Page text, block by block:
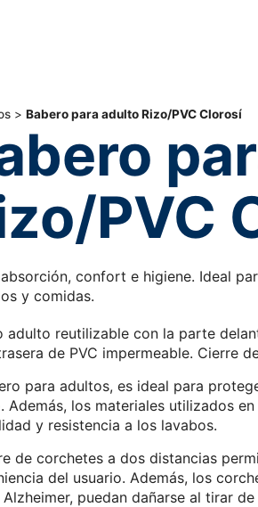
> Babero para adulto Rizo/PVC Clorosí
PVC
absorción, confort e higiene. Ideal
y comidas.
adulto reutilizable con la parte
de PVC impermeable. Cierre
para adultos, es ideal para
Además, los materiales utilizados
y resistencia a los lavabos.
de corchetes a dos distancias
del usuario. Además, los
Alzheimer, puedan dañarse al tirar